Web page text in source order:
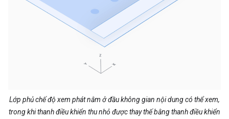
Lớp phủ chế độ xem phát nằm ở đầu không gian nội dung có thể xem,
trong khi thanh điều khiển thu nhỏ được thay thế bằng thanh điều khiển